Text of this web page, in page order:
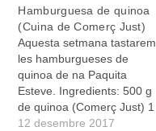
Hamburguesa de quinoa
(Cuina de Comerç Just)
Aquesta setmana tastarem
les hamburgueses de
quinoa de na Paquita
Esteve. Ingredients: 500 g
de quinoa (Comerç Just) 1
litre d’aigua o brou de
12 desembre 2017